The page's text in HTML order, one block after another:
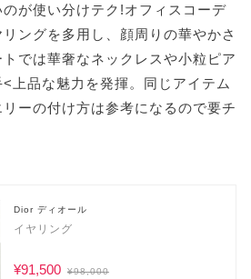
が使い分けテク!オフィスコーデ
ングを多用し、顔周りの華やかさ
では華奢なネックレスや小粒ピア
上品な魅力を発揮。同じアイテム
ーの付け方は参考になるので要チ
Dior ディオール
イヤリング
¥91,500 ¥98,000